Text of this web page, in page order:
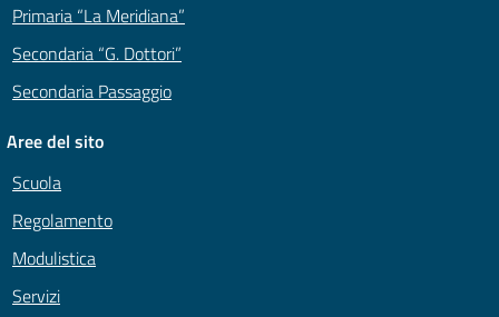
Primaria “La Meridiana”
Secondaria “G. Dottori”
Secondaria Passaggio
Aree del sito
Scuola
Regolamento
Modulistica
Servizi